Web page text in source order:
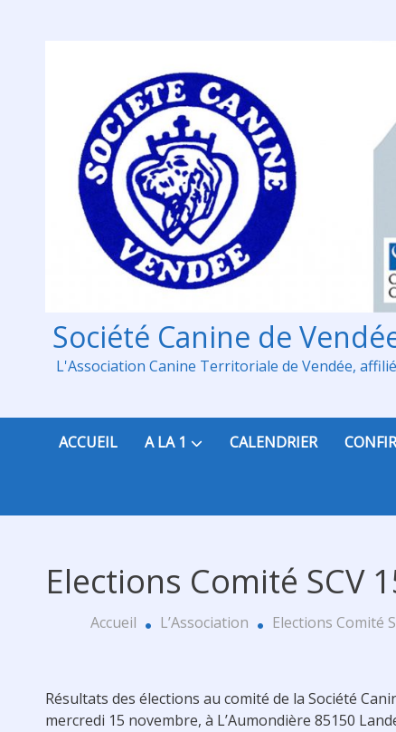
Société Canine de
L'Association Canine Territoriale de Vendée,
ACCUEIL A LA 1 CALENDRIER
Elections Comité SCV
Accueil L’Association Elections Comité
Résultats des élections au comité de la Société
mercredi 15 novembre, à L’Aumondière 85150